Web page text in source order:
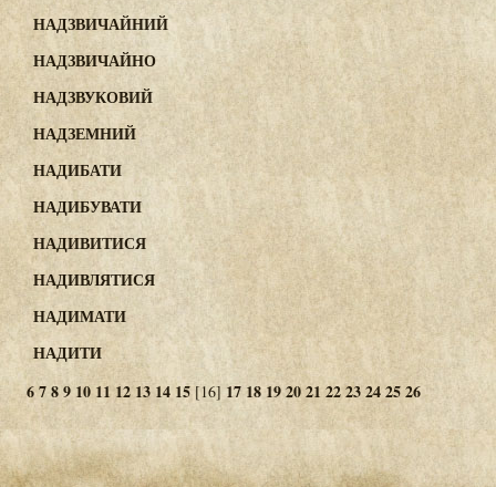
НАДЗВИЧАЙНИЙ
НАДЗВИЧАЙНО
НАДЗВУКОВИЙ
НАДЗЕМНИЙ
НАДИБАТИ
НАДИБУВАТИ
НАДИВИТИСЯ
НАДИВЛЯТИСЯ
НАДИМАТИ
НАДИТИ
6789 10 1112 13 14 15[16] 17 181920212223242526